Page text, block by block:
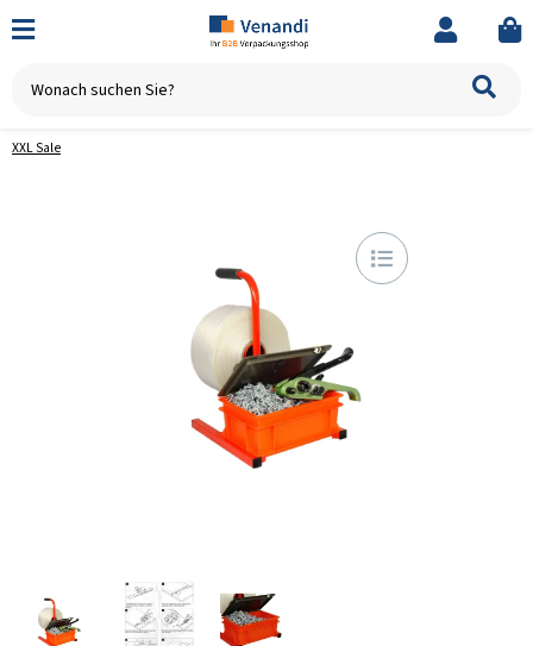
XXL Sale